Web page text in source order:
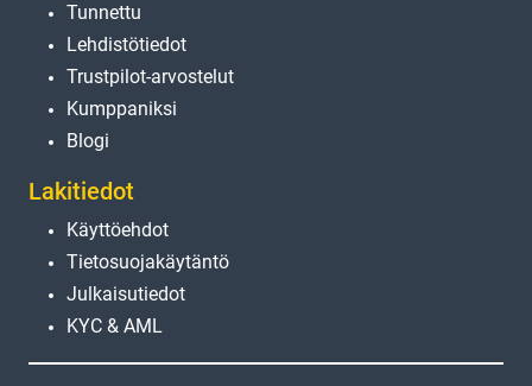
Tunnettu
Lehdistötiedot
Trustpilot-arvostelut
Kumppaniksi
Blogi
Lakitiedot
Käyttöehdot
Tietosuojakäytäntö
Julkaisutiedot
KYC & AML